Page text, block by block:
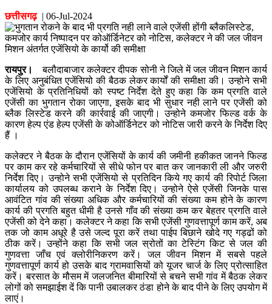
छत्तीसगढ़| 06-Jul-2024
रायपुर।
बलौदाबाजार कलेक्टर दीपक सोनी ने जिले में जल जीवन मिशन कार्य
के लिए अनुबंधित एजेंसियो की बैठक लेकर कार्यों की समीक्षा की। उन्होने सभी
एजेंसियो के प्रतिनिधियों को स्पष्ट निर्देश देते हुए कहा कि कम प्रगति वाले
एजेंसी का भुगतान रोका जाएगा, इसके बाद भी सुधार नही लाने पर एजेंसी को
ब्लैक लिस्टेड करने की कार्रवाई की जाएगी। उन्होने कमजोर फिल्ड वर्क के
कारण हेल्प एंड हेल्प एजेंसी के कोऑर्डिनेटर को नोटिस जारी करने के निर्देश दिए
हैं ।
कलेक्टर ने बैठक के दौरान एजेंसियों के कार्य की जमीनी हकीकत जानने फिल्ड
पर काम कर रहे कर्मचारियों से सीधे फोन पर बात कर जानकारी ली और जरुरी
निर्देश दिए। उन्होने सभी एजेंसियो से प्रतिदिन किये गए कार्य की रिपोर्ट जिला
कार्यालय को उपलब्ध कराने के निर्देश दिए। उन्होने ऐसे एजेंसी जिनके पास
आवंटित गांव की संख्या अधिक और कर्मचारियों की संख्या कम होने के कारण
कार्य की प्रगति बहुत धीमी है उनसे गाँव की संख्या कम कर बेहतर प्रगति वाले
एजेंसी को देने कहा। कलेक्टर ने कहा कि सभी एजेंसी गुणवत्तापूर्ण काम करें, अब
तक जो काम अधूरे है उसे जल्द पूरा करें तथा पाईप बिछाने खोदे गए गड्ढों को
ठीक करें। उन्होंने कहा कि सभी जल स्रोतों का टेस्टिंग किट से जल की
गुणवत्ता जाँच एवं क्लोरीनिकरण करें। जल जीवन मिशन में सबसे पहले
गुणवत्तापूर्ण कार्य हो उसके बाद ग्रामवासियों को यूजर चार्ज के लिए प्रोत्साहित
करें। बरसात के मौसम में जलजनित बीमारियों से बचने सभी गांव में बैठक लेकर
लोगों को समझाईश दें कि पानी उबालकर ठंडा होने के बाद पीने के लिए उपयोग में
लाएं।